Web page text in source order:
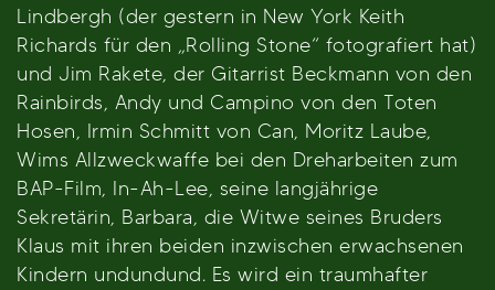
Lindbergh (der gestern in New York Keith
Richards für den „Rolling Stone“ fotografiert hat)
und Jim Rakete, der Gitarrist Beckmann von den
Rainbirds, Andy und Campino von den Toten
Hosen, Irmin Schmitt von Can, Moritz Laube,
Wims Allzweckwaffe bei den Dreharbeiten zum
BAP-Film, In-Ah-Lee, seine langjährige
Sekretärin, Barbara, die Witwe seines Bruders
Klaus mit ihren beiden inzwischen erwachsenen
Kindern undundund. Es wird ein traumhafter